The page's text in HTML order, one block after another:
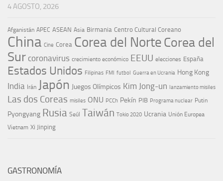
4 AGOSTO, 2026
Afganistán APEC ASEAN Asia Birmania Centro Cultural Coreano
China Cine Corea Corea del NorteCorea del
Sur coronavirus crecimiento económico EEUU elecciones España
Estados Unidos Filipinas FMI futbol Guerra en Ucrania Hong Kong
India Irán Japón Juegos Olímpicos Kim Jong-un lanzamiento misiles
Las dos Coreas misiles ONU PCCh Pekín PIB Programa nuclear Putin
Pyongyang Rusia Seúl Taiwán Tokio 2020 Ucrania Unión Europea
Vietnam Xi Jinping
GASTRONOMÍA